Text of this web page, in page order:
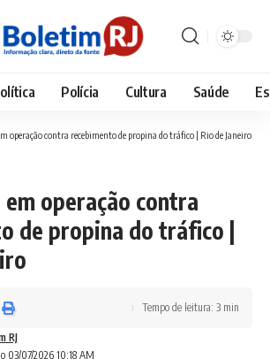
Polícia Cultura Saúde
operação contra recebimento de propina do tráfico | Rio de Janeiro
em operação contra
de propina do tráfico |
03/07/2026 10:18 AM
RJ
Tempo de leitura: 3 min